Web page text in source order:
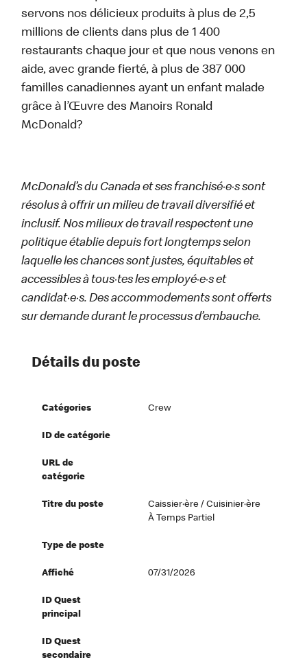
servons nos délicieux produits à plus de 2,5
millions de clients dans plus de 1 400
restaurants chaque jour et que nous venons en
aide, avec grande fierté, à plus de 387 000
familles canadiennes ayant un enfant malade
grâce à l’Œuvre des Manoirs Ronald
McDonald?
McDonald’s du Canada et ses franchisé·e·s sont
résolus à offrir un milieu de travail diversifié et
inclusif. Nos milieux de travail respectent une
politique établie depuis fort longtemps selon
laquelle les chances sont justes, équitables et
accessibles à tous·tes les employé·e·s et
candidat·e·s. Des accommodements sont offerts
sur demande durant le processus d’embauche.
Détails du poste
Catégories Crew
ID de catégorie
URL de
catégorie
Titre du poste
Caissier·ère / Cuisinier·ère
À Temps Partiel
Type de poste
Affiché 07/31/2026
ID Quest
principal
ID Quest
secondaire